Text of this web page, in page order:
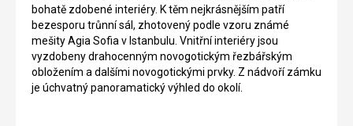
bohatě zdobené interiéry. K těm nejkrásnějším patří
bezesporu trůnní sál, zhotovený podle vzoru známé
mešity Agia Sofia v Istanbulu. Vnitřní interiéry jsou
vyzdobeny drahocenným novogotickým řezbářským
obložením a dalšími novogotickými prvky. Z nádvoří zámku
je úchvatný panoramatický výhled do okolí.
Tato
metrů
vysoká
stavba
Mnichova,
nedaleko
Garmisch-
Partenkirchenu.
Pod